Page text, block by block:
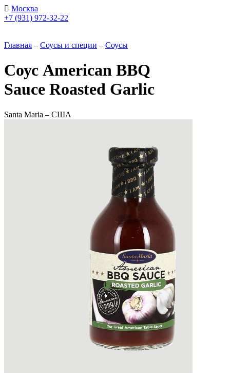
Москва
+7 (931) 972-32-22
Главная – Соусы и специи – Соусы
Соус American BBQ
Sauce Roasted Garlic
Santa Maria – США